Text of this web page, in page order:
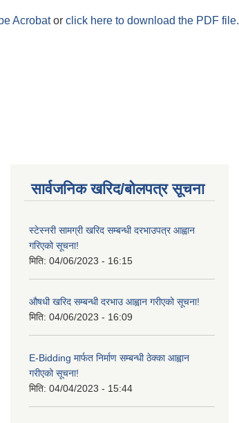
Acrobator click here to download the PDF file.
सार्वजनिक खरिद/बोलपत्र सूचना
स्टेस्नरी सामग्री खरिद सम्बन्धी दरभाउपत्र आह्वान
गरिएको सूचना!
मिति: 04/06/2023 - 16:15
औषधी खरिद सम्बन्धी दरभाउ आह्वान गरीएको सूचना!
मिति: 04/06/2023 - 16:09
E-Bidding मार्फत निर्माण सम्बन्धी ठेक्का आह्वान
गरीएको सूचना!
मिति: 04/04/2023 - 15:44